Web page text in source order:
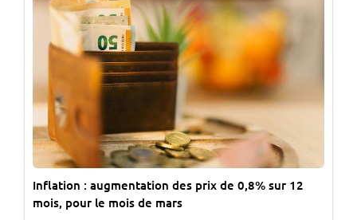
Inflation : augmentation des prix de 0,8% sur 12
mois, pour le mois de mars